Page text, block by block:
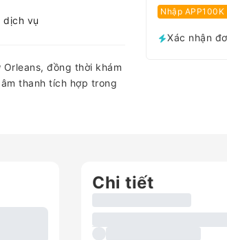
dịch vụ
đồng thời khám
thanh tích hợp trong
Nhập
Xác nhận
Chi tiết